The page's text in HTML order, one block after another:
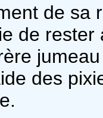
de sa
de
des